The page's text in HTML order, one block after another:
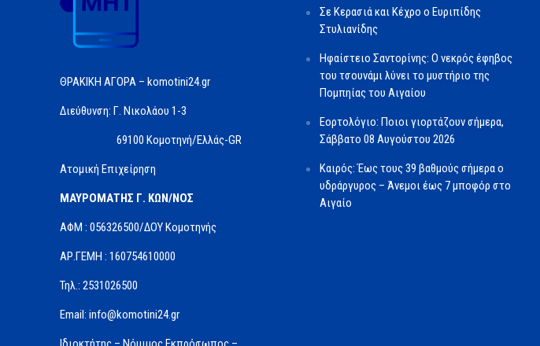
ΘΡΑΚΙΚΗ ΑΓΟΡΑ – komotini24.gr
Διεύθυνση: Γ. Νικολάου 1-3
69100 Κομοτηνή/Ελλάς-GR
Ατομική Επιχείρηση
ΜΑΥΡΟΜΑΤΗΣ Γ. ΚΩΝ/ΝΟΣ
ΑΦΜ : 056326500/ΔOΥ Κομοτηνής
ΑΡ.ΓΕΜΗ : 160754610000
Τηλ.: 2531026500
Email: info@komotini24.gr
Σε Κερασιά και Κέχρο ο Ευριπίδης
Στυλιανίδης
Ηφαίστειο Σαντορίνης: Ο νεκρός έφηβος
του τσουνάμι λύνει το μυστήριο της
Πομπηίας του Αιγαίου
Εορτολόγιο: Ποιοι γιορτάζουν σήμερα,
Σάββατο 08 Αυγούστου 2026
Καιρός: Έως τους 39 βαθμούς σήμερα ο
υδράργυρος – Άνεμοι έως 7 μποφόρ στο
Αιγαίο